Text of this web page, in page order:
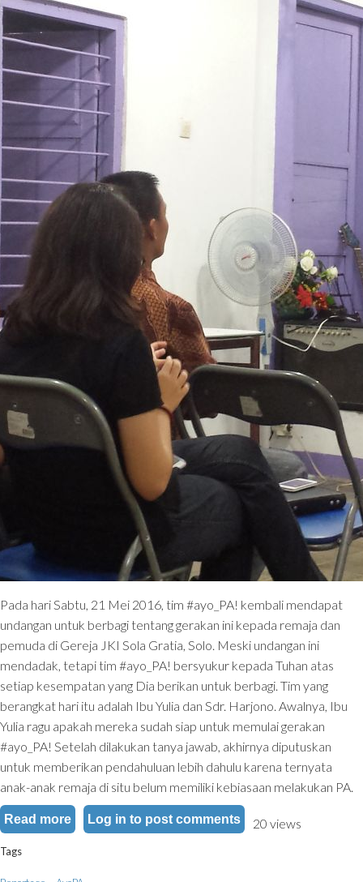
Pada hari Sabtu, 21 Mei 2016, tim #ayo_PA! kembali mendapat
undangan untuk berbagi tentang gerakan ini kepada remaja dan
pemuda di Gereja JKI Sola Gratia, Solo. Meski undangan ini
mendadak, tetapi tim #ayo_PA! bersyukur kepada Tuhan atas
setiap kesempatan yang Dia berikan untuk berbagi. Tim yang
berangkat hari itu adalah Ibu Yulia dan Sdr. Harjono. Awalnya, Ibu
Yulia ragu apakah mereka sudah siap untuk memulai gerakan
#ayo_PA! Setelah dilakukan tanya jawab, akhirnya diputuskan
untuk memberikan pendahuluan lebih dahulu karena ternyata
anak-anak remaja di situ belum memiliki kebiasaan melakukan PA.
Read more about App-✞alks: #ayo_PA! di Gereja JKI Sola
Log in to post comments 20 views
Tags